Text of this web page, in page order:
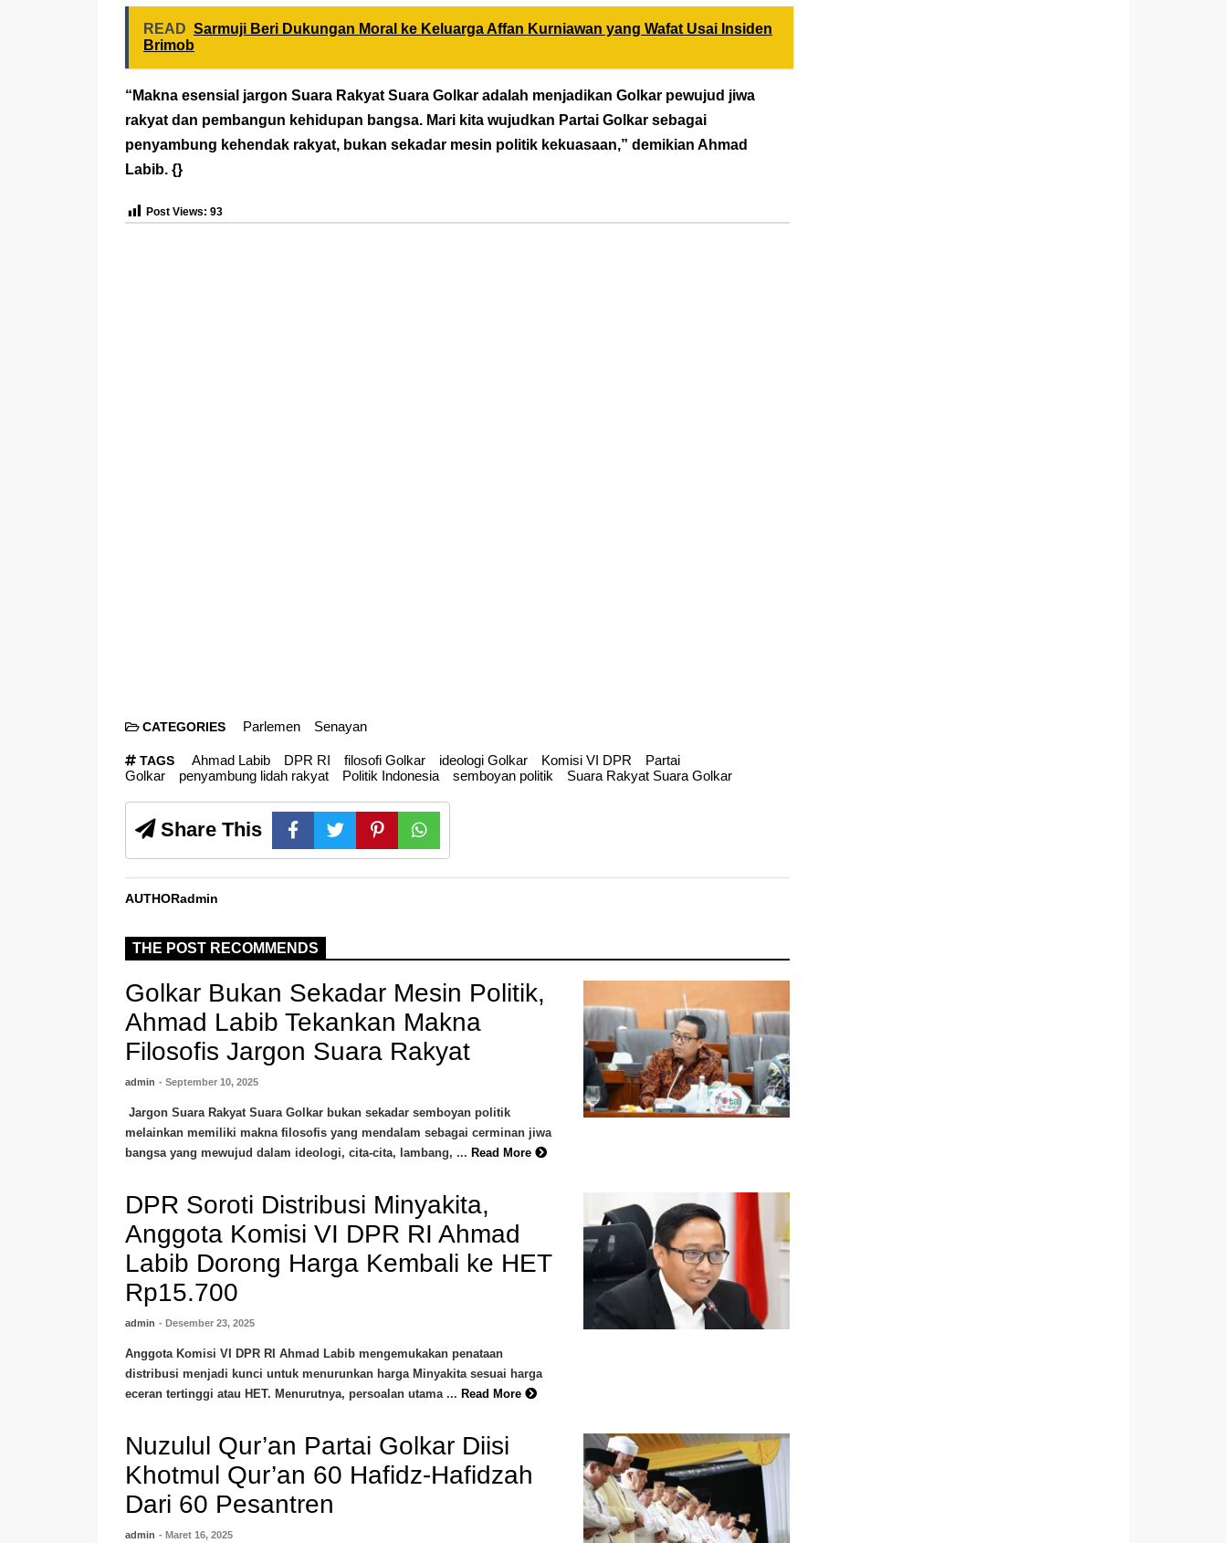
READ Sarmuji Beri Dukungan Moral ke Keluarga Affan Kurniawan yang Wafat Usai Insiden
Brimob
“Makna esensial jargon Suara Rakyat Suara Golkar adalah menjadikan Golkar pewujud jiwa
rakyat dan pembangun kehidupan bangsa. Mari kita wujudkan Partai Golkar sebagai
penyambung kehendak rakyat, bukan sekadar mesin politik kekuasaan,” demikian Ahmad
Labib. {}
Post Views: 93
CATEGORIES Parlemen Senayan
TAGS Ahmad Labib DPR RI filosofi Golkar ideologi Golkar Komisi VI DPR
Partai
Golkar
penyambung lidah rakyat Politik Indonesia semboyan politik Suara Rakyat Suara Golkar
Share This
AUTHORadmin
THE POST RECOMMENDS
Golkar Bukan Sekadar Mesin Politik,
Ahmad Labib Tekankan Makna
Filosofis Jargon Suara Rakyat
admin - September 10, 2025
Jargon Suara Rakyat Suara Golkar bukan sekadar semboyan politik
melainkan memiliki makna filosofis yang mendalam sebagai cerminan jiwa
bangsa yang mewujud dalam ideologi, cita-cita, lambang, ... Read More
DPR Soroti Distribusi Minyakita,
Anggota Komisi VI DPR RI Ahmad
Labib Dorong Harga Kembali ke HET
Rp15.700
admin - Desember 23, 2025
Anggota Komisi VI DPR RI Ahmad Labib mengemukakan penataan
distribusi menjadi kunci untuk menurunkan harga Minyakita sesuai harga
eceran tertinggi atau HET. Menurutnya, persoalan utama ... Read More
Nuzulul Qur’an Partai Golkar Diisi
Khotmul Qur’an 60 Hafidz-Hafidzah
Dari 60 Pesantren
admin - Maret 16, 2025